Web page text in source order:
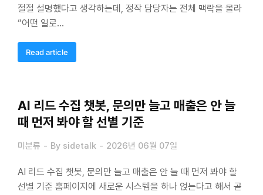
절절 설명했다고 생각하는데, 정작 담당자는 전체 맥락을 몰라
“어떤 일로…
Read article
AI 리드 수집 챗봇, 문의만 늘고 매출은 안 늘
때 먼저 봐야 할 선별 기준
미분류 By sidetalk 2026년 06월 07일
AI 리드 수집 챗봇, 문의만 늘고 매출은 안 늘 때 먼저 봐야 할
선별 기준 홈페이지에 새로운 시스템을 하나 얹는다고 해서 곧